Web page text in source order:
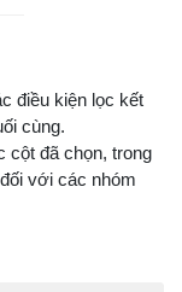
điều kiện lọc kết
cùng.
cột đã chọn, trong
với các nhóm